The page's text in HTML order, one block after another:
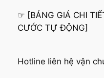
☞ [BẢNG GIÁ CHI
CƯỚC TỰ ĐỘNG]
Hotline liên hệ vận